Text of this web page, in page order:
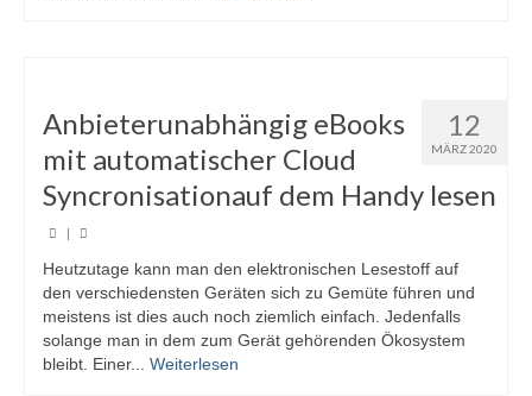
12
MÄRZ 2020
Anbieterunabhängig eBooks
mit automatischer Cloud
Syncronisationauf dem Handy lesen
Heutzutage kann man den elektronischen Lesestoff auf
den verschiedensten Geräten sich zu Gemüte führen und
meistens ist dies auch noch ziemlich einfach. Jedenfalls
solange man in dem zum Gerät gehörenden Ökosystem
bleibt. Einer... Weiterlesen